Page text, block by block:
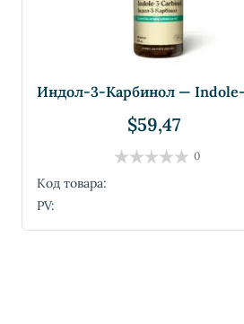
$59,47
0
Код товара:
PV: